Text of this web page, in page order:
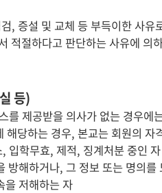
, 증설 및 교체 등 부득이한 사유
적절하다고 판단하는 사유에 의
등)
제공받을 의사가 없는 경우에
당하는 경우, 본교는 회원의 자
입학무효, 제적, 징계처분 중인 자
방해하거나, 그 정보 또는 명의를
을 저해하는 자